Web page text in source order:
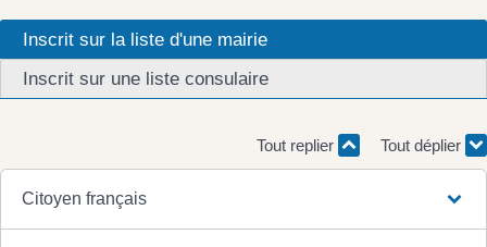
Inscrit sur la liste d'une mairie
Inscrit sur une liste consulaire
Tout replier Tout déplier
Citoyen français